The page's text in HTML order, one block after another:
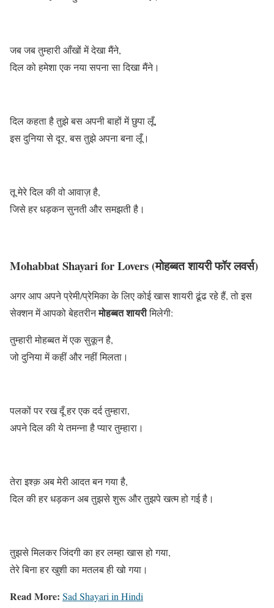
जब जब तुम्हारी आँखों में देखा मैंने,
दिल को हमेशा एक नया सपना सा दिखा मैंने।
दिल कहता है तुझे बस अपनी बाहों में छुपा लूँ,
इस दुनिया से दूर, बस तुझे अपना बना लूँ।
तू मेरे दिल की वो आवाज़ है,
जिसे हर धड़कन सुनती और समझती है।
Mohabbat Shayari for Lovers (मोहब्बत शायरी फॉर लवर्स)
अगर आप अपने प्रेमी/प्रेमिका के लिए कोई खास शायरी ढूंढ रहे हैं, तो इस
सेक्शन में आपको बेहतरीनमोहब्बत शायरीमिलेगी:
तुम्हारी मोहब्बत में एक सुकून है,
जो दुनिया में कहीं और नहीं मिलता।
पलकों पर रख दूँ हर एक दर्द तुम्हारा,
अपने दिल की ये तमन्ना है प्यार तुम्हारा।
तेरा इश्क़ अब मेरी आदत बन गया है,
दिल की हर धड़कन अब तुझसे शुरू और तुझपे खत्म हो गई है।
तुझसे मिलकर जिंदगी का हर लम्हा खास हो गया,
तेरे बिना हर खुशी का मतलब ही खो गया।
Read More: Sad Shayari in Hindi